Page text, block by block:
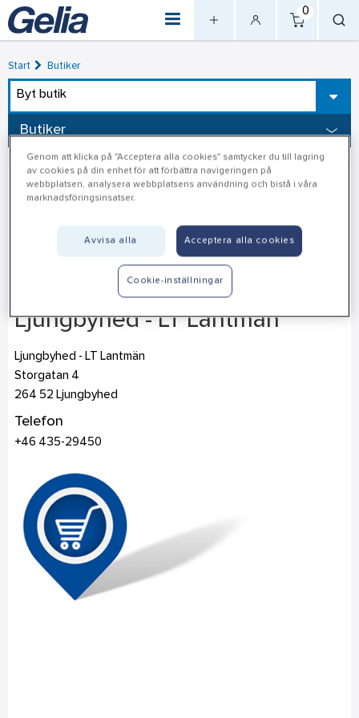
0
Start Butiker
Byt butik
Butiker
Ljungbyhed - LT Lantmän
Ljungbyhed - LT Lantmän
Storgatan 4
264 52 Ljungbyhed
Telefon
+46 435-29450
Genom att klicka på "Acceptera alla cookies" samtycker du till lagring
av cookies på din enhet för att förbättra navigeringen på
webbplatsen, analysera webbplatsens användning och bistå i våra
marknadsföringsinsatser.
Avvisa alla Acceptera alla cookies
Cookie-inställningar